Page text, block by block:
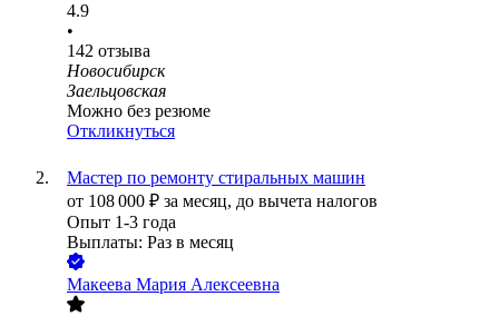
4.9
•
142 отзыва
Новосибирск
Заельцовская
Можно без резюме
Откликнуться
Мастер по ремонту стиральных машин
от 108 000 ₽ за месяц, до вычета налогов
Опыт 1-3 года
Выплаты: Раз в месяц
Макеева Мария Алексеевна